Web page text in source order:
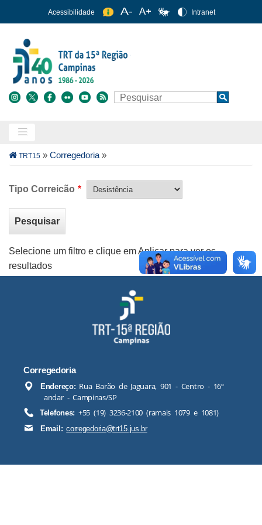
para
conteúdo
principal
Acessibilidade Intranet
Buscar Search
Trilha
navegação
TRT15 » Corregedoria »
Tipo Correicão
Selecione um filtro e clique em Aplicar para ver os
resultados
Corregedoria
Endereço: Rua Barão de Jaguara, 901 - Centro - 16º
andar - Campinas/SP
Telefones: +55 (19) 3236-2100 (ramais 1079 e 1081)
Email: corregedoria@trt15.jus.br